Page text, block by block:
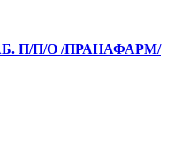
П/П/О /ПРАНАФАРМ/